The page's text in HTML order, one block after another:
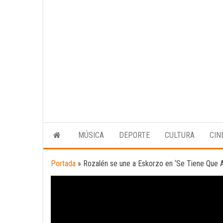
MÚSICA DEPORTE CULTURA
Portada » Rozalén se une a Eskorzo en ‘Se Tiene Que